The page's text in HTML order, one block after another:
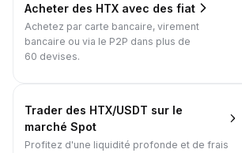
Acheter des HTX avec des fiat
Achetez par carte bancaire, virement
bancaire ou via le P2P dans plus de
60 devises.
Trader des HTX/USDT sur le
marché Spot
Profitez d'une liquidité profonde et de frais